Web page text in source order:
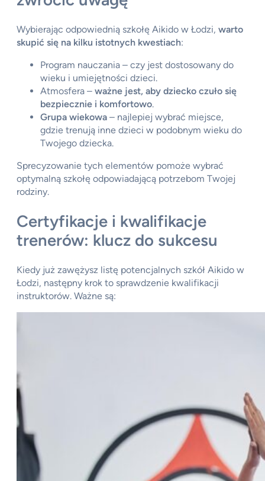
Wybierając odpowiednią szkołę Aikido w Łodzi, warto
skupić się na kilku istotnych kwestiach:
Program nauczania – czy jest dostosowany do
wieku i umiejętności dzieci.
Atmosfera – ważne jest, aby dziecko czuło się
bezpiecznie i komfortowo.
Grupa wiekowa – najlepiej wybrać miejsce,
gdzie trenują inne dzieci w podobnym wieku do
Twojego dziecka.
Sprecyzowanie tych elementów pomoże wybrać
optymalną szkołę odpowiadającą potrzebom Twojej
rodziny.
Certyfikacje i kwalifikacje
trenerów: klucz do sukcesu
Kiedy już zawężysz listę potencjalnych szkół Aikido w
Łodzi, następny krok to sprawdzenie kwalifikacji
instruktorów. Ważne są: